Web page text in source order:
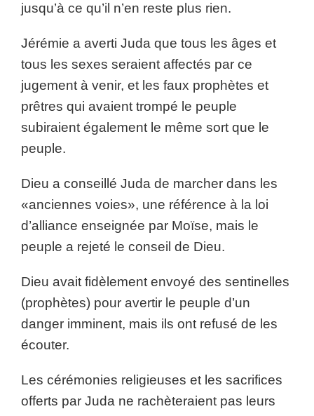
jusqu’à ce qu’il n’en reste plus rien.
Jérémie a averti Juda que tous les âges et
tous les sexes seraient affectés par ce
jugement à venir, et les faux prophètes et
prêtres qui avaient trompé le peuple
subiraient également le même sort que le
peuple.
Dieu a conseillé Juda de marcher dans les
«anciennes voies», une référence à la loi
d’alliance enseignée par Moïse, mais le
peuple a rejeté le conseil de Dieu.
Dieu avait fidèlement envoyé des sentinelles
(prophètes) pour avertir le peuple d’un
danger imminent, mais ils ont refusé de les
écouter.
Les cérémonies religieuses et les sacrifices
offerts par Juda ne rachèteraient pas leurs